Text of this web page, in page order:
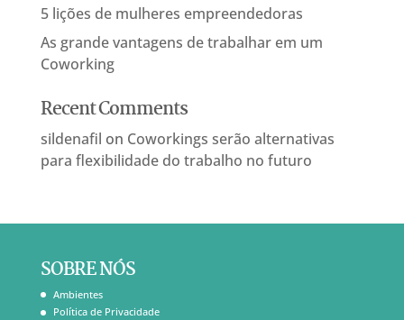
5 lições de mulheres empreendedoras
As grande vantagens de trabalhar em um
Coworking
Recent Comments
sildenafil on Coworkings serão alternativas
para flexibilidade do trabalho no futuro
SOBRE NÓS
Ambientes
Política de Privacidade